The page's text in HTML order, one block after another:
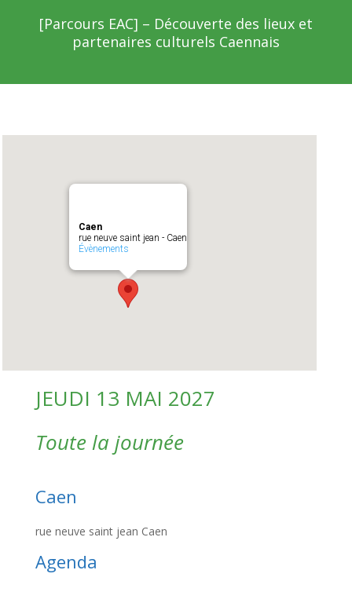
[Parcours EAC] – Découverte des lieux et
partenaires culturels Caennais
Caen
rue neuve saint jean - Caen
Évènements
JEUDI 13 MAI 2027
Toute la journée
Caen
rue neuve saint jean Caen
Agenda